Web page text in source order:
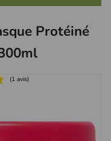
Protéiné
(1 avis)